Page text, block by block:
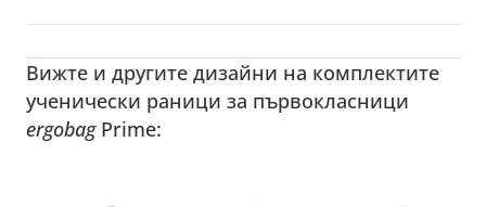
Вижте и другите дизайни на комплектите
ученически раници за първокласници
ergobag Prime: